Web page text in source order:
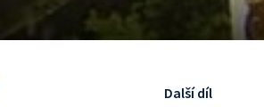
Další díl